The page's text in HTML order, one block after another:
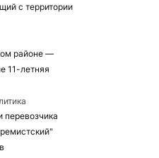
с территории
районе —
11-летняя